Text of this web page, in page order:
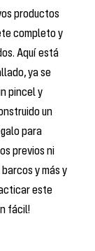
productos
completo y
Aquí está
ya se
pincel y
un
para
previos ni
y más y
este
fácil!